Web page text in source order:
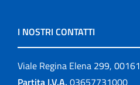
I NOSTRI CONTATTI
Viale Regina Elena 299,
Partita I.V.A. 03657731000